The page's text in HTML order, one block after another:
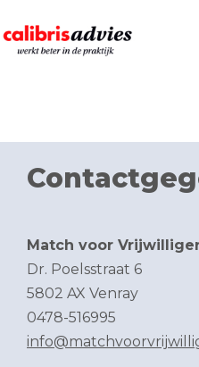
Match voor
Dr. Poelsstraat 6
5802 AX Venray
0478-516995